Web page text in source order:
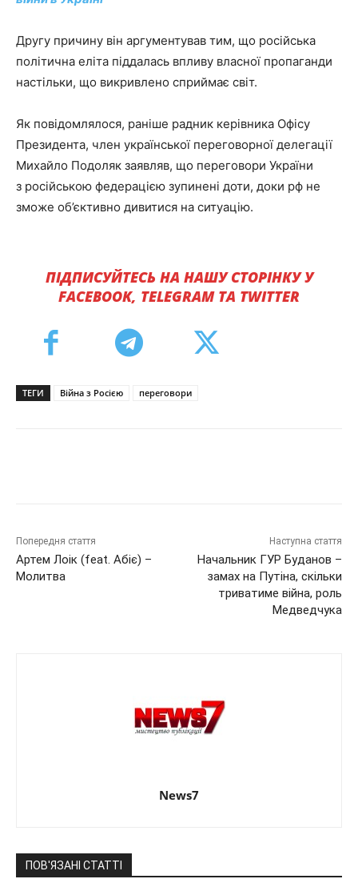
Другу причину він аргументував тим, що російська
політична еліта піддалась впливу власної пропаганди
настільки, що викривлено сприймає світ.
Як повідомлялося, раніше радник керівника Офісу
Президента, член української переговорної делегації
Михайло Подоляк заявляв, що переговори України
з російською федерацією зупинені доти, доки рф не
зможе об’єктивно дивитися на ситуацію.
ПІДПИСУЙТЕСЬ НА НАШУ СТОРІНКУ У
FACEBOOK, TELEGRAM ТА TWITTER
ТЕГИ Війна з Росією переговори
Попередня стаття
Артем Лоік (feat. Абіє) –
Молитва
Наступна стаття
Начальник ГУР Буданов –
замах на Путіна, скільки
триватиме війна, роль
Медведчука
News7
ПОВ'ЯЗАНІ СТАТТІ